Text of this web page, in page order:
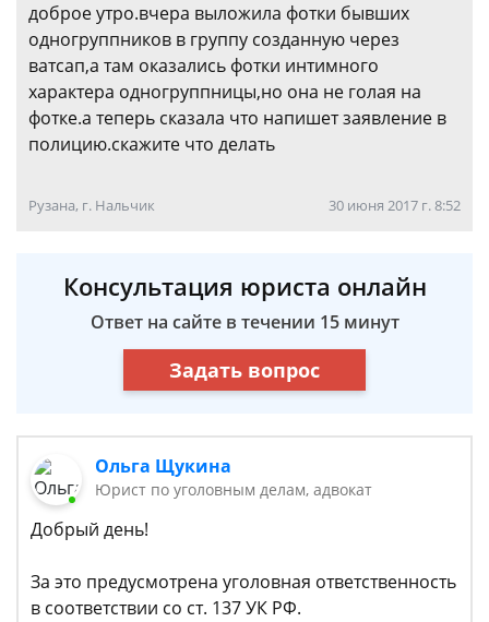
доброе утро.вчера выложила фотки бывших
одногруппников в группу созданную через
ватсап,а там оказались фотки интимного
характера одногруппницы,но она не голая на
фотке.а теперь сказала что напишет заявление в
полицию.скажите что делать
Рузана, г. Нальчик 30 июня 2017 г. 8:52
Консультация юриста онлайн
Ответ на сайте в течении 15 минут
Задать вопрос
Ольга Щукина
Юрист по уголовным делам, адвокат
Добрый день!
За это предусмотрена уголовная ответственность
в соответствии со ст. 137 УК РФ.​